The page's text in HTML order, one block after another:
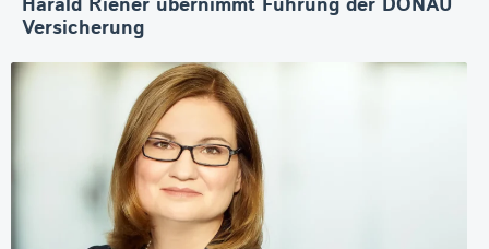
Harald Riener übernimmt Führung der DONAU
Versicherung